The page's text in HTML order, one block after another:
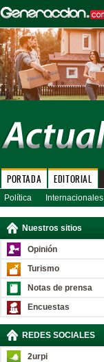
PORTADA EDITORIAL
Política Internacionales
Nuestros sitios
Opinión
Turismo
Notas de prensa
Encuestas
REDES SOCIALES
2urpi